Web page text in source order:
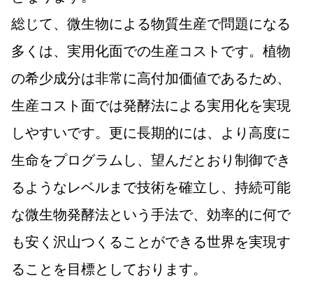
総じて、微生物による物質生産で問題になる
多くは、実用化面での生産コストです。植物
の希少成分は非常に高付加価値であるため、
生産コスト面では発酵法による実用化を実現
しやすいです。更に長期的には、より高度に
生命をプログラムし、望んだとおり制御でき
るようなレベルまで技術を確立し、持続可能
な微生物発酵法という手法で、効率的に何で
も安く沢山つくることができる世界を実現す
ることを目標としております。